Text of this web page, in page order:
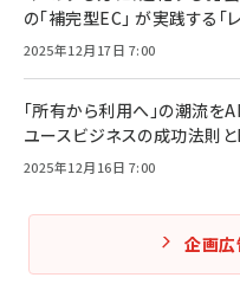
の「補完型EC」 が実践する「
2025年12月17日 7:00
「所有から利用へ」の潮流を
ユースビジネスの成功法則
2025年12月16日 7:00
企画広